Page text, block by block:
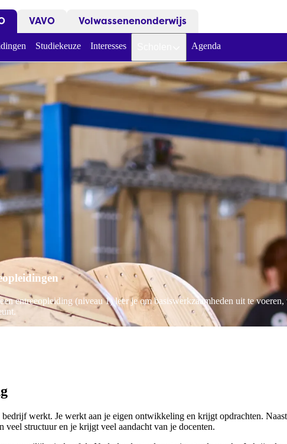
VAVO Volwassenenonderwijs
Studiekeuze Interesses Agenda
entreeopleiding (niveau 1) leer je om basiswerkzaamheden uit te
werkt. Je werkt aan je eigen ontwikkeling en krijgt opdrachten.
veel structuur en je krijgt veel aandacht van je docenten.